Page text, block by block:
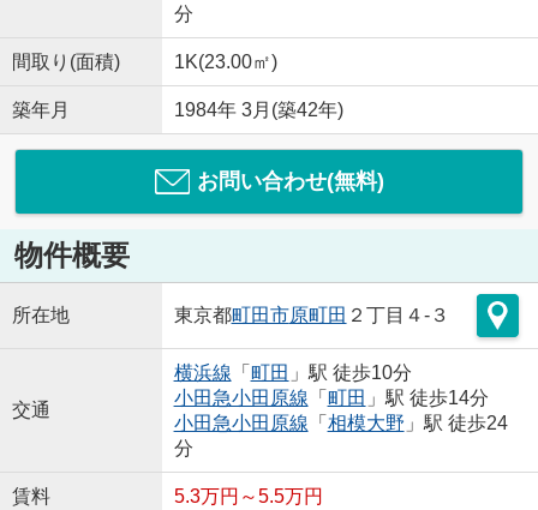
分
間取り(面積) 1K(23.00㎡)
築年月 1984年 3月(築42年)
お問い合わせ(無料)
物件概要
所在地 東京都町田市原町田 ２丁目４-３
交通
横浜線 「 町田 」駅 徒歩10分
小田急小田原線 「 町田 」駅 徒歩14分
小田急小田原線 「 相模大野 」駅 徒歩24
分
賃料 5.3万円～5.5万円